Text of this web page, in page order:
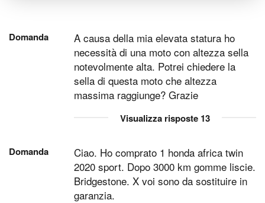
Domanda
A causa della mia elevata statura ho
necessità di una moto con altezza sella
notevolmente alta. Potrei chiedere la
sella di questa moto che altezza
massima raggiunge? Grazie
Visualizza risposte 13
Domanda
Ciao. Ho comprato 1 honda africa twin
2020 sport. Dopo 3000 km gomme liscie.
Bridgestone. X voi sono da sostituire in
garanzia.